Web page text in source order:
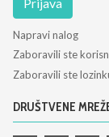
Napravi nalog
Zaboravili ste
Zaboravili ste
DRUŠTVENE